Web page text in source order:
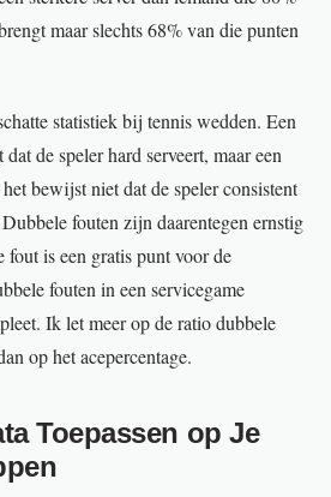
maar slechts 68% van die punten
statistiek bij tennis wedden. Een
de speler hard serveert, maar een
bewijst niet dat de speler consistent
fouten zijn daarentegen ernstig
fout is een gratis punt voor de
fouten in een servicegame
Ik let meer op de ratio dubbele
op het acepercentage.
Toepassen op Je